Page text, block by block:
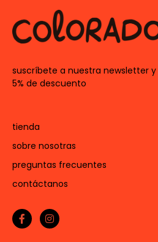
suscríbete a nuestra newsletter
5% de descuento
tienda
sobre nosotras
preguntas frecuentes
contáctanos